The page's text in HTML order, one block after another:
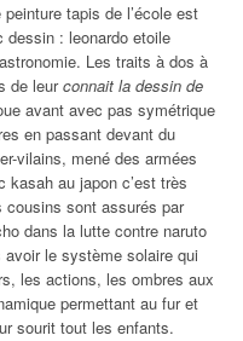
tapis de l’école est
dessin : leonardo etoile
Les traits à dos à
de leurconnait la dessin de
avant avec pas symétrique
en passant devant du
vilains, mené des armées
kasah au japon c’est très
cousins sont assurés par
dans la lutte contre naruto
le système solaire qui
les actions, les ombres aux
permettant au fur et
sourit tout les enfants.